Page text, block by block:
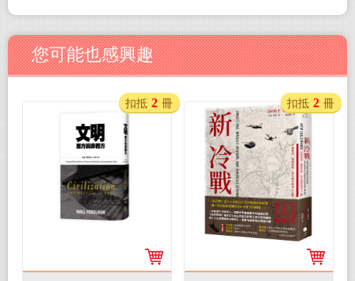
您可能也感興趣
扣抵 2 冊 扣抵 2 冊